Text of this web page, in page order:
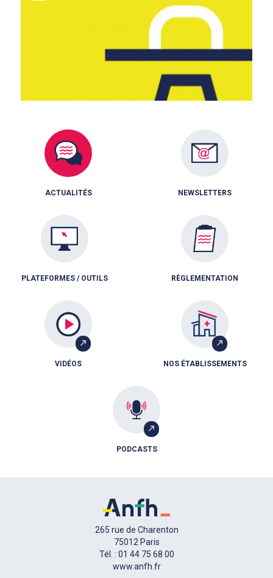
ACTUALITÉS NEWSLETTERS
PLATEFORMES / OUTILS RÈGLEMENTATION
VIDÉOS NOS ÉTABLISSEMENTS
PODCASTS
265 rue de Charenton
75012 Paris
Tél. : 01 44 75 68 00
www.anfh.fr